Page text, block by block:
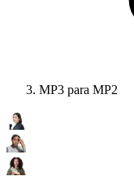
MP3 para MP2